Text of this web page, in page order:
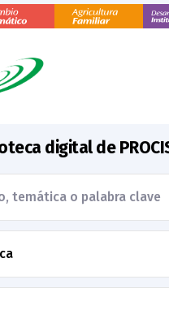
digital de